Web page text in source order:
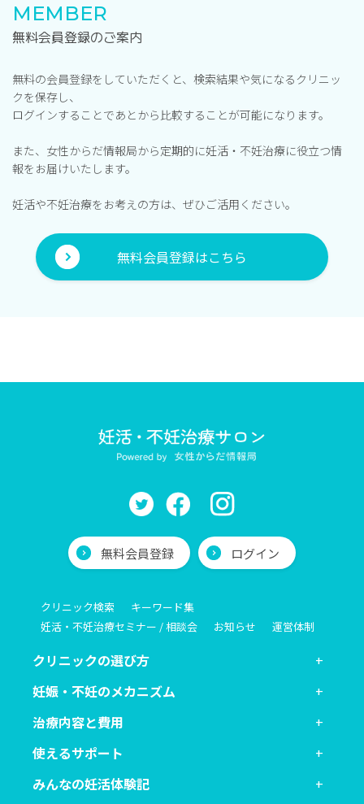
MEMBER
無料会員登録のご案内
無料の会員登録をしていただくと、検索結果や気になるクリニッ
クを保存し、
ログインすることであとから比較することが可能になります。
また、女性からだ情報局から定期的に妊活・不妊治療に役立つ情
報をお届けいたします。
妊活や不妊治療をお考えの方は、ぜひご活用ください。
無料会員登録はこちら
無料会員登録 ログイン
クリニック検索
キーワード集
妊活・不妊治療セミナー / 相談会
お知らせ 運営体制
クリニックの選び方
妊娠・不妊のメカニズム
治療内容と費用
使えるサポート
みんなの妊活体験記